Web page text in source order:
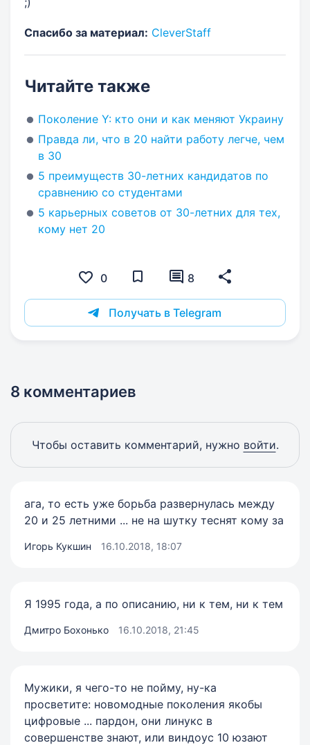
Спасибо за материал: CleverStaff
Читайте также
Поколение Y: кто они и как меняют Украину
Правда ли, что в 20 найти работу легче, чем
в 30
5 преимуществ 30-летних кандидатов по
сравнению со студентами
5 карьерных советов от 30-летних для тех,
кому нет 20
0 8
Получать в Telegram
8 комментариев
Чтобы оставить комментарий, нужно войти.
ага, то есть уже борьба развернулась между
20 и 25 летними ... не на шутку теснят кому за
Игорь Кукшин 16.10.2018, 18:07
Я 1995 года, а по описанию, ни к тем, ни к тем
Дмитро Бохонько 16.10.2018, 21:45
Мужики, я чего-то не пойму, ну-ка
просветите: новомодные поколения якобы
цифровые ... пардон, они линукс в
совершенстве знают, или виндоус 10 юзают